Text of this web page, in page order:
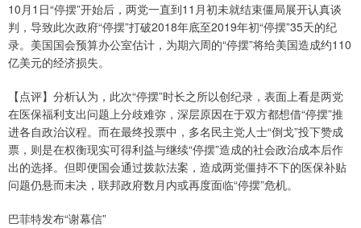
10月1日“停摆”开始后，两党一直到11月初未就结束僵局展开认真谈
判，导致此次政府“停摆”打破2018年底至2019年初“停摆”35天的纪
录。美国国会预算办公室估计，为期六周的“停摆”将给美国造成约110
亿美元的经济损失。
【点评】分析认为，此次“停摆”时长之所以创纪录，表面上看是两党
在医保福利支出问题上分歧难弥，深层原因在于双方都想借“停摆”推
进各自政治议程。而在最终投票中，多名民主党人士“倒戈”投下赞成
票，则是在权衡现实可得利益与继续“停摆”造成的社会政治成本后作
出的选择。但即便国会通过拨款法案，造成两党僵持不下的医保补贴
问题仍悬而未决，联邦政府数月内或再度面临“停摆”危机。
巴菲特发布“谢幕信”